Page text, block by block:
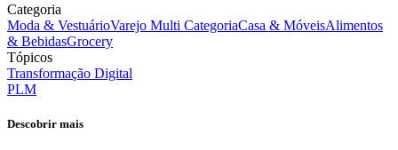
Categoria
Moda & VestuárioVarejo Multi CategoriaCasa & MóveisAlimentos
& BebidasGrocery
Tópicos
Transformação Digital
PLM
Descobrir mais